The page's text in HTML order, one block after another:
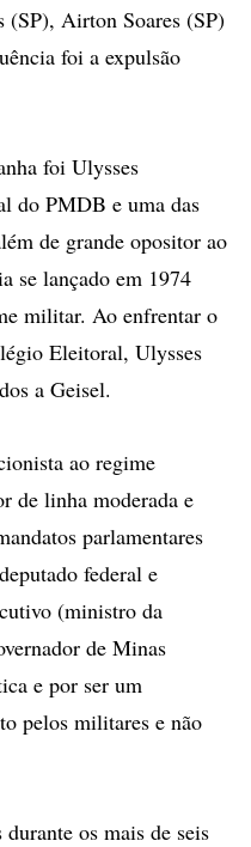
(SP), Airton Soares (SP)
foi a expulsão
foi Ulysses
do PMDB e uma das
de grande opositor ao
se lançado em 1974
militar. Ao enfrentar o
Eleitoral, Ulysses
a Geisel.
ao regime
de linha moderada e
parlamentares
federal e
(ministro da
de Minas
e por ser um
pelos militares e não
os mais de seis